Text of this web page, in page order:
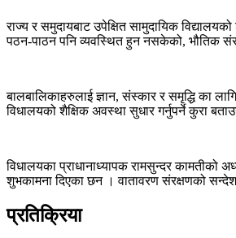
राज्य र समुदायबाट उपेक्षित सामुदायिक
पठन-पाठन पनि व्यवस्थित हुन नसकेको, भौतिक
बालबालिकाहरुलाई ज्ञान, संस्कार र समृद्धि का
विधालयको शैक्षिक अवस्था सुधार गर्नुपर्ने कुरा
विधालयका प्राधानाध्यापक रामसुन्दर कामतीको
शुभकामना दिएका छन । वातावरण संरक्षणको
प्रतिक्रिया